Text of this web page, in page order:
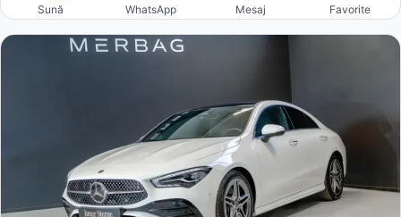
Sună WhatsApp Mesaj Favorite